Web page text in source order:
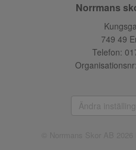
Norrmans
749 49
Telefon:
Ändra